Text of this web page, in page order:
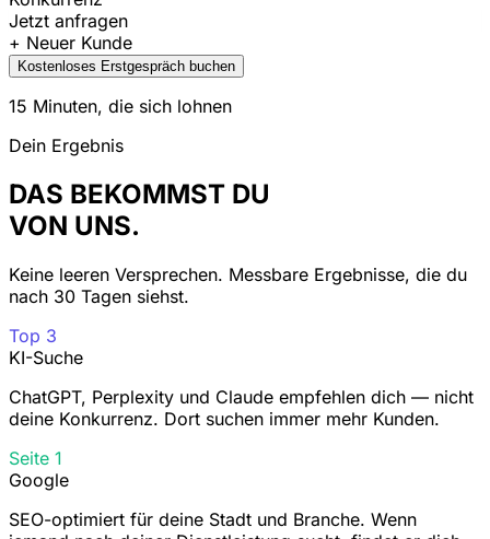
Jetzt anfragen
+ Neuer Kunde
Kostenloses Erstgespräch buchen
15 Minuten, die sich lohnen
Dein Ergebnis
DAS BEKOMMST DU
VON UNS.
Keine leeren Versprechen. Messbare Ergebnisse, die du
nach 30 Tagen siehst.
Top 3
KI-Suche
ChatGPT, Perplexity und Claude empfehlen dich — nicht
deine Konkurrenz. Dort suchen immer mehr Kunden.
Seite 1
Google
SEO-optimiert für deine Stadt und Branche. Wenn